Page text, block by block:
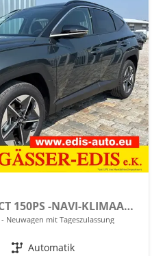
GO 1.6 T-GDI 2WD 7DCT 150PS -NAVI-KLIMAAUTOM-ALU18"-SHZ-WINTER-LED-PDC-KAMERA-KEYLESS GO-Sofort
Neuwagen mit Tageszulassung
Getriebe Automatik